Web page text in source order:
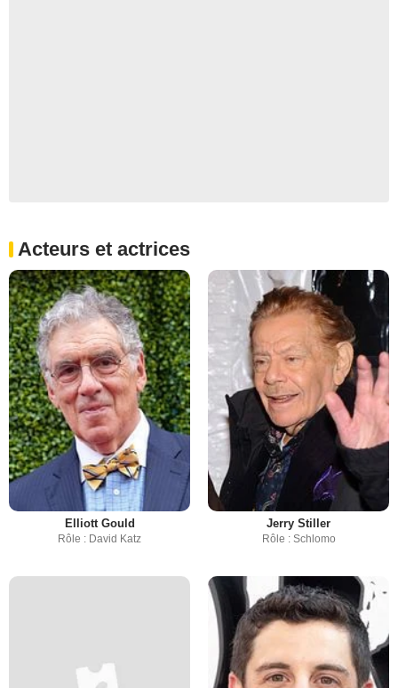
Acteurs et actrices
Elliott Gould
Rôle : David Katz
Jerry Stiller
Rôle : Schlomo